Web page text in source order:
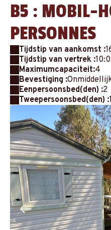
B5 : MOBIL-
PERSONNES
Tijdstip van aankomst :
Tijdstip van vertrek :
Maximumcapaciteit:4
Bevestiging :
Eenpersoonsbed(den) :2
Tweepersoonsbed(den) :1